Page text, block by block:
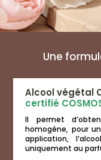
Une
Alcool végétal
certifié
Il permet
homogène, pour
application,
uniquement au